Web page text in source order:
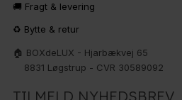
🚚 Fragt & levering
♻️ Bytte & retur
🏠 BOXdeLUX - Hjarbækvej 65
8831 Løgstrup - CVR 30589092
TILMELD NYHEDSBREV